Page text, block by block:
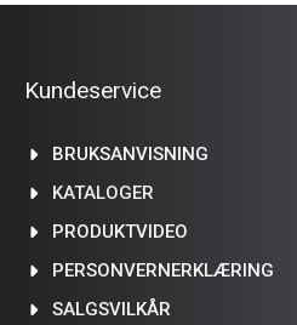
Kundeservice
BRUKSANVISNING
KATALOGER
PRODUKTVIDEO
PERSONVERNERKLÆRING
SALGSVILKÅR